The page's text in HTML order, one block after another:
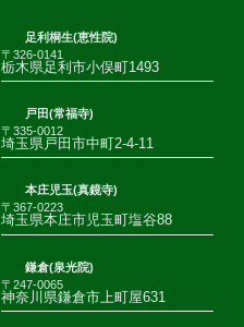
足利桐生(恵性院)
〒326-0141
栃木県足利市小俣町1493
戸田(常福寺)
〒335-0012
埼玉県戸田市中町2-4-11
本庄児玉(真鏡寺)
〒367-0223
埼玉県本庄市児玉町塩谷88
鎌倉(泉光院)
〒247-0065
神奈川県鎌倉市上町屋631